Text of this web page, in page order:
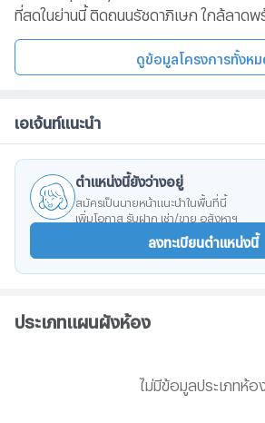
ที่สุดในย่านนี้ ติดถนนรัชดาภิเษก ใกล้ลาดพ
ดูข้อมูลโครงการทั้งหม
เอเจ้นท์แนะนำ
ตำแหน่งนี้ยังว่างอยู่
สมัครเป็นนายหน้าแนะนำในพื้นที่นี้
เพิ่มโอกาส รับฝาก เช่า/ขาย อสังหาฯ
ลงทะเบียนตำแหน่งนี้
ประเภทแผนผังห้อง
ไม่มีข้อมูลประเภทห้อ